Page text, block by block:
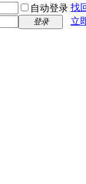
自动登录 找
登录 立